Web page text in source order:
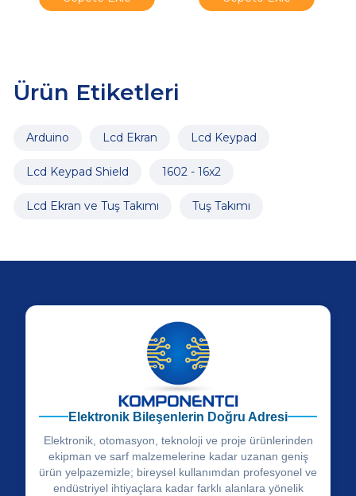
Ürün Etiketleri
Arduino Lcd Ekran Lcd Keypad
Lcd Keypad Shield 1602 - 16x2
Lcd Ekran ve Tuş Takımı Tuş Takımı
Elektronik Bileşenlerin Doğru Adresi
Elektronik, otomasyon, teknoloji ve proje ürünlerinden
ekipman ve sarf malzemelerine kadar uzanan geniş
ürün yelpazemizle; bireysel kullanımdan profesyonel ve
endüstriyel ihtiyaçlara kadar farklı alanlara yönelik